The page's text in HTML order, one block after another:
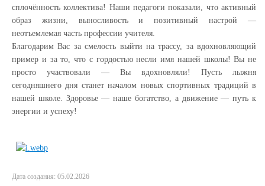
сплочённость коллектива! Наши педагоги показали, что активный
образ жизни, выносливость и позитивный настрой —
неотъемлемая часть профессии учителя.
Благодарим Вас за смелость выйти на трассу, за вдохновляющий
пример и за то, что с гордостью несли имя нашей школы! Вы не
просто участвовали — Вы вдохновляли! Пусть лыжня
сегодняшнего дня станет началом новых спортивных традиций в
нашей школе. Здоровье — наше богатство, а движение — путь к
энергии и успеху!
Дата создания: 05.02.2026